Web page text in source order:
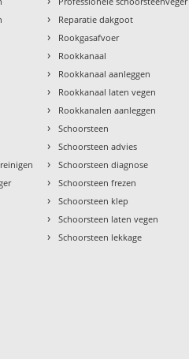
› Reparatie dakgoot
› Rookgasafvoer
› Rookkanaal
› Rookkanaal aanleggen
› Rookkanaal laten vegen
› Rookkanalen aanleggen
› Schoorsteen
› Schoorsteen advies
› Schoorsteen diagnose
› Schoorsteen frezen
› Schoorsteen klep
› Schoorsteen laten vegen
› Schoorsteen lekkage